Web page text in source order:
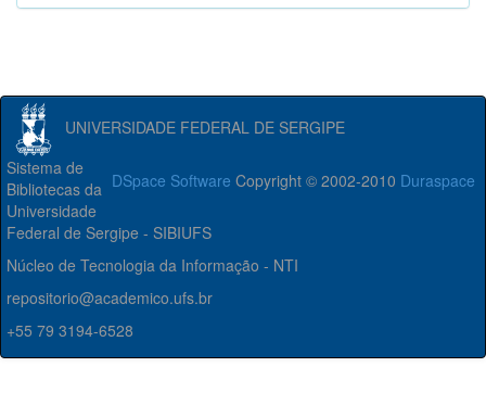
UNIVERSIDADE FEDERAL DE SERGIPE
DSpace Software Copyright © 2002-2010 Duraspace
Sistema de
Bibliotecas da
Universidade
Federal de Sergipe - SIBIUFS
Núcleo de Tecnologia da Informação - NTI
repositorio@academico.ufs.br
+55 79 3194-6528